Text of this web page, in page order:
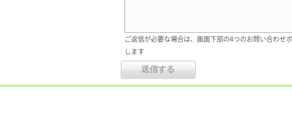
ご返信が必要な場合は、画面下部の4つのお問い合わせ
します